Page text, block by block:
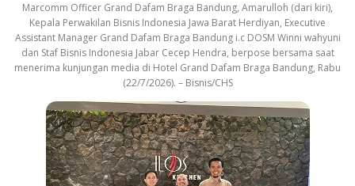
Marcomm Officer Grand Dafam Braga Bandung, Amarulloh (dari kiri),
Kepala Perwakilan Bisnis Indonesia Jawa Barat Herdiyan, Executive
Assistant Manager Grand Dafam Braga Bandung i.c DOSM Winni wahyuni
dan Staf Bisnis Indonesia Jabar Cecep Hendra, berpose bersama saat
menerima kunjungan media di Hotel Grand Dafam Braga Bandung, Rabu
(22/7/2026). – Bisnis/CHS